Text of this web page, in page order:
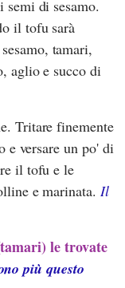
semi di sesamo.
il tofu sarà
tamari,
aglio e succo di
Tritare finemente
versare un po' di
il tofu e le
e marinata. Il
le trovate
più questo